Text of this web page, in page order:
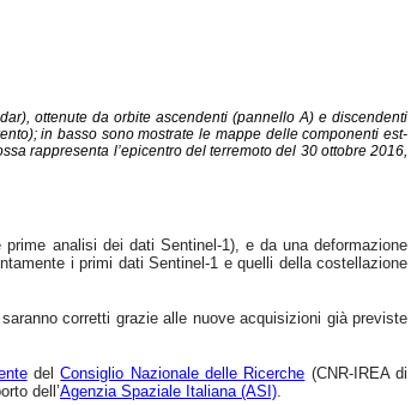
ottenute da orbite ascendenti (pannello A) e discendenti
in basso sono mostrate le mappe delle componenti est-
rappresenta l’epicentro del terremoto del 30 ottobre 2016,
analisi dei dati Sentinel-1), e da una deformazione
i primi dati Sentinel-1 e quelli della costellazione
corretti grazie alle nuove acquisizioni già previste
delConsiglio Nazionale delle Ricerche (CNR-IREA di
dell’Agenzia Spaziale Italiana (ASI)